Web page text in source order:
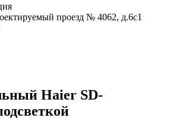
проезд № 4062, д.6с1
Haier SD-